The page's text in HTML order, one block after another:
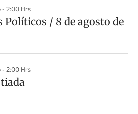
- 2:00 Hrs
Políticos / 8 de agosto de
- 2:00 Hrs